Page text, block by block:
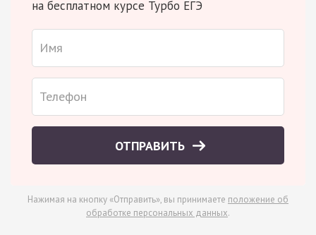
на бесплатном курсе Турбо ЕГЭ
ОТПРАВИТЬ
Нажимая на кнопку «Отправить», вы принимаете положение об
обработке персональных данных.